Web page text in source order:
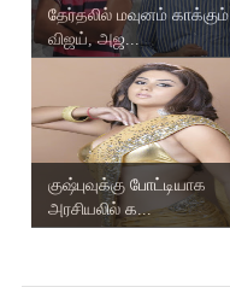
தேர்தலில் மவுனம் காக்கும்
விஜய், அஜ...
குஷ்புவுக்கு போட்டியாக
அரசியலில் க...